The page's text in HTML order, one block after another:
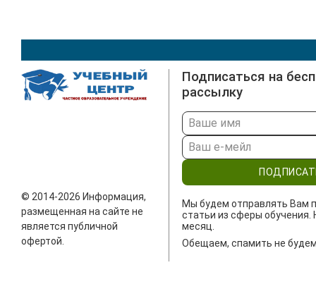
© 2014-2026 Информация,
размещенная на сайте не
является публичной
офертой.
Подписаться на
рассылку
Мы будем отправлять Вам
статьи из сферы обучения.
месяц.
Обещаем, спамить не